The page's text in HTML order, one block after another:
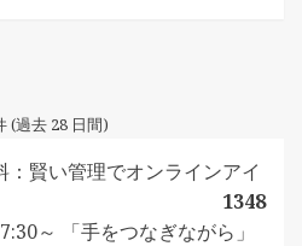
(過去 28 日間)
賢い管理でオンラインアイ
1348
～ 「手をつなぎながら」